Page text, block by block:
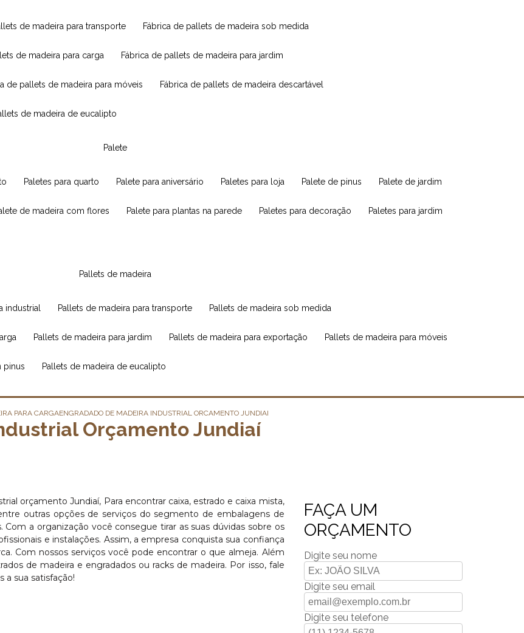
de madeira para transporte fábrica de pallets de madeira sob medida
de madeira para carga fábrica de pallets de madeira para jardim
de pallets de madeira para móveis fábrica de pallets de madeira descartável
de madeira de eucalipto
palete
paletes para quarto palete para aniversário paletes para loja palete de pinus palete de jardim
de madeira com flores palete para plantas na parede paletes para decoração paletes para jardim
pallets de madeira
industrial pallets de madeira para transporte pallets de madeira sob medida
pallets de madeira para jardim pallets de madeira para exportação pallets de madeira para móveis
pinus pallets de madeira de eucalipto
PARA CARGAENGRADADO DE MADEIRA INDUSTRIAL ORCAMENTO JUNDIAI
Orçamento Jundiaí
orçamento Jundiaí, Para encontrar caixa, estrado e caixa mista,
outras opções de serviços do segmento de embalagens de
a organização você consegue tirar as suas dúvidas sobre os
e instalações. Assim, a empresa conquista sua confiança
Com nossos serviços você pode encontrar o que almeja. Além
de madeira e engradados ou racks de madeira. Por isso, fale
a sua satisfação!
FAÇA UM
ORÇAMENTO
Digite seu nome
Digite seu email
Digite seu telefone